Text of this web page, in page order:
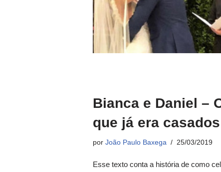
Bianca e Daniel –
que já era casados
por João Paulo Baxega 25/03/2019
Esse texto conta a história de como